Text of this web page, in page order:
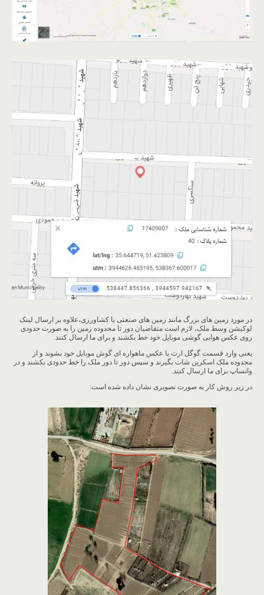
در مورد زمین های بزرگ مانند زمین های صنعتی یا کشاورزی،علاوه بر ارسال لینک
لوکیشن وسط ملک، لازم است متقاضیان دور تا محدوده زمین را به صورت حدودی
روی عکس هوایی گوشی موبایل خود خط بکشند و برای ما ارسال کنند.
یعنی وارد قسمت گوگل ارث یا عکس ماهواره ای گوش موبایل خود بشوند و از
محدوده ملک اسکرین شات بگیرند و سپس دور تا دور ملک را خط حدودی بکشند و در
واتساپ برای ما ارسال کنند.
در زیر روش کار به صورت تصویری نشان داده شده است: